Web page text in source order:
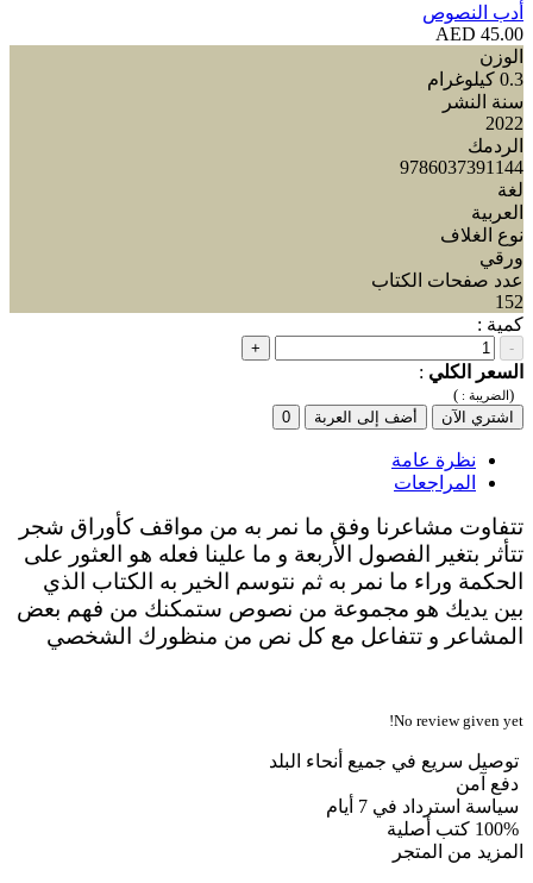
أدب النصوص
45.00 AED
الوزن
0.3 كيلوغرام
سنة النشر
2022
الردمك
9786037391144
لغة
العربية
نوع الغلاف
ورقي
عدد صفحات الكتاب
152
كمية :
-
+
السعر الكلي :
(الضريبة : )
اشتري الآن
أضف إلى العربة 0
نظرة عامة
المراجعات
تتفاوت مشاعرنا وفق ما نمر به من مواقف كأوراق شجر
تتأثر بتغير الفصول الأربعة و ما علينا فعله هو العثور على
الحكمة وراء ما نمر به ثم نتوسم الخير به الكتاب الذي
بين يديك هو مجموعة من نصوص ستمكنك من فهم بعض
المشاعر و تتفاعل مع كل نص من منظورك الشخصي
No review given yet!
توصيل سريع في جميع أنحاء البلد
دفع آمن
سياسة استرداد في 7 أيام
100% كتب أصلية
المزيد من المتجر